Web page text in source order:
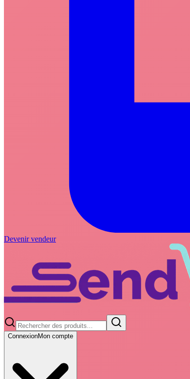
Devenir vendeur
ConnexionMon compte